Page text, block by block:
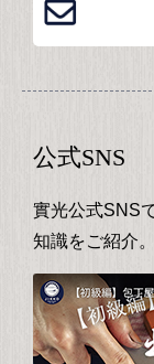
公式SNS
實光公式SNS
知識をご紹介。